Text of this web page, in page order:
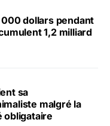
dollars pendant
1,2 milliard
sa
malgré la
obligataire